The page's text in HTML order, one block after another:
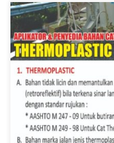
Harga Cat Marka
Kalimantan, Pabrik
Cat marka jalan
memberikan tanda
sehingga membantu
Produk ini